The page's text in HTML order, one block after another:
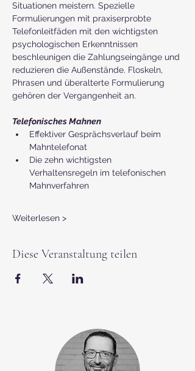
Situationen meistern. Spezielle
Formulierungen mit praxiserprobte
Telefonleitfäden mit den wichtigsten
psychologischen Erkenntnissen
beschleunigen die Zahlungseingänge und
reduzieren die Außenstände. Floskeln,
Phrasen und überalterte Formulierung
gehören der Vergangenheit an.
Telefonisches Mahnen
Effektiver Gesprächsverlauf beim
Mahntelefonat
Die zehn wichtigsten
Verhaltensregeln im telefonischen
Mahnverfahren
Weiterlesen >
Diese Veranstaltung teilen